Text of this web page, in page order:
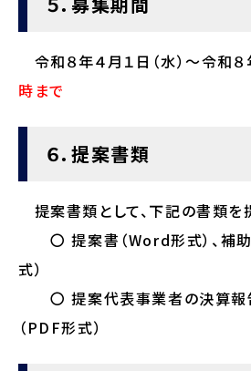
令和８年４月１日（水）～令和８
時まで
６．提案書類
提案書類として、下記の書類を
〇 提案書（Word形式）、補
式）
〇 提案代表事業者の決算報告
（PDF形式）